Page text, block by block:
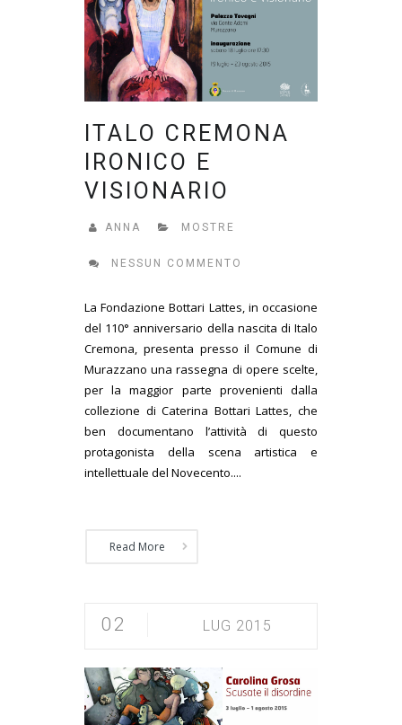
ITALO CREMONA
IRONICO E
VISIONARIO
ANNA MOSTRE
NESSUN COMMENTO
La Fondazione Bottari Lattes, in occasione
del 110° anniversario della nascita di Italo
Cremona, presenta presso il Comune di
Murazzano una rassegna di opere scelte,
per la maggior parte provenienti dalla
collezione di Caterina Bottari Lattes, che
ben documentano l’attività di questo
protagonista della scena artistica e
intellettuale del Novecento....
Read More
02 LUG 2015